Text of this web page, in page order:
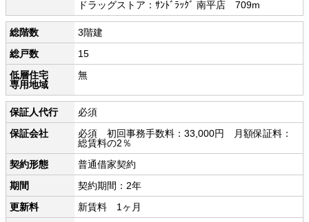
ドラッグストア：ｻﾝﾄﾞﾗｯｸﾞ 南平店 709m
総階数
3階建
総戸数
15
低層住宅
専用地域
無
保証人代行
必須
保証会社
必須 初回事務手数料：33,000円 月額保証料：
総賃料の2％
契約形態
普通借家契約
期間
契約期間：2年
更新料
新賃料 1ヶ月